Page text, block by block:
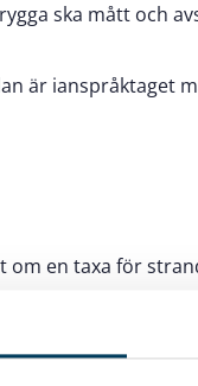
ska mått och
är ianspråktaget
en taxa för
000 kronor.
även vid avslag,